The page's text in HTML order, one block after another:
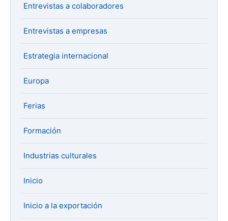
Entrevistas a colaboradores
Entrevistas a empresas
Estrategia internacional
Europa
Ferias
Formación
Industrias culturales
Inicio
Inicio a la exportación